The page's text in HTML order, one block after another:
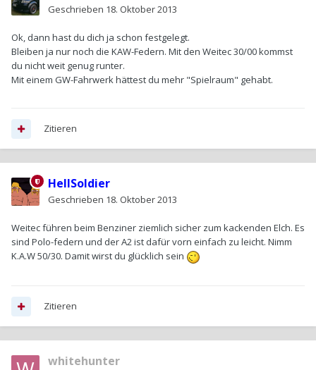
Geschrieben 18. Oktober 2013
Ok, dann hast du dich ja schon festgelegt.
Bleiben ja nur noch die KAW-Federn. Mit den Weitec 30/00 kommst
du nicht weit genug runter.
Mit einem GW-Fahrwerk hättest du mehr "Spielraum" gehabt.
Zitieren
HellSoldier
Geschrieben 18. Oktober 2013
Weitec führen beim Benziner ziemlich sicher zum kackenden Elch. Es
sind Polo-federn und der A2 ist dafür vorn einfach zu leicht. Nimm
K.A.W 50/30. Damit wirst du glücklich sein
Zitieren
whitehunter